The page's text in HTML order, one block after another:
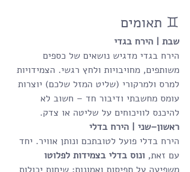
♊ תאומים
שבת | הירח בגדי
הירח בגדי מדגיש נושאים של כספים
משותפים, מחויבויות ולחץ רגשי. הצמידויות
למרס ולמרקורי (שליט המזל שלכם) יוצרות
עומס מחשבתי ודיבור חד – חשוב לא
להיכנס לוויכוחים על שליטה או צדק.
ראשון–שני | הירח בדלי
הירח בדלי פועל לטובתכם ונותן אוויר. יחד
עם זאת, ונוס בדלי בצמידות לפלוטו